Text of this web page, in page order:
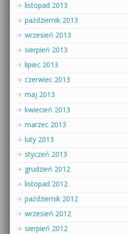
listopad 2013
październik 2013
wrzesień 2013
sierpień 2013
lipiec 2013
czerwiec 2013
maj 2013
kwiecień 2013
marzec 2013
luty 2013
styczeń 2013
grudzień 2012
listopad 2012
październik 2012
wrzesień 2012
sierpień 2012